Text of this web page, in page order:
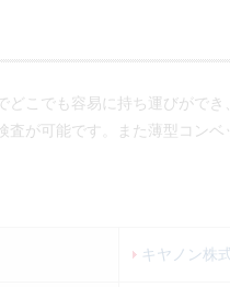
こでも容易に持ち運びがで
が可能です。また薄型コン
キヤノン株